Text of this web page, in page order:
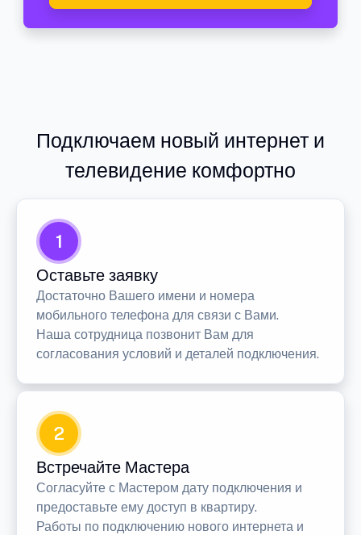
Подключаем новый интернет и
телевидение комфортно
1
Оставьте заявку
Достаточно Вашего имени и номера
мобильного телефона для связи с Вами.
Наша сотрудница позвонит Вам для
согласования условий и деталей подключения.
2
Встречайте Мастера
Согласуйте с Мастером дату подключения и
предоставьте ему доступ в квартиру.
Работы по подключению нового интернета и